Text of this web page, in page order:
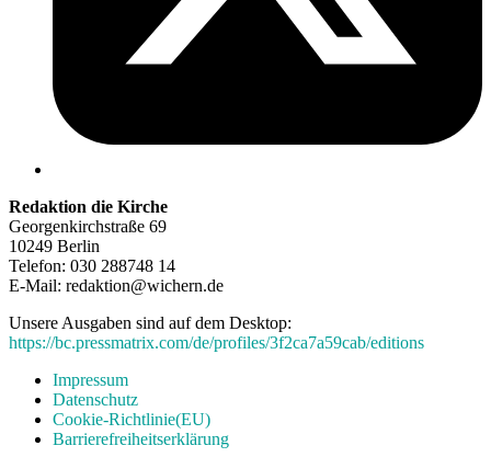
Redaktion die Kirche
Georgenkirchstraße 69
10249 Berlin
Telefon: 030 288748 14
E-Mail: redaktion@wichern.de
Unsere Ausgaben sind auf dem Desktop:
https://bc.pressmatrix.com/de/profiles/3f2ca7a59cab/editions
Impressum
Datenschutz
Cookie-Richtlinie(EU)
Barrierefreiheitserklärung